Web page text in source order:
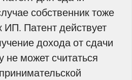
собственник тоже
ИП. Патент действует
дохода от сдачи
не может считаться